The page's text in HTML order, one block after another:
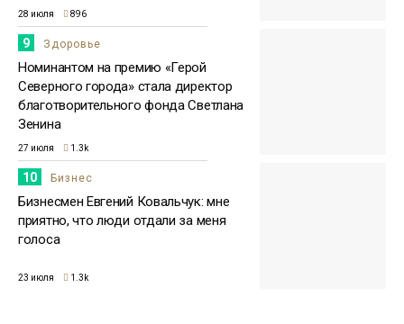
28 июля 896
9 Здоровье
Номинантом на премию «Герой
Северного города» стала директор
благотворительного фонда Светлана
Зенина
27 июля 1.3k
10 Бизнес
Бизнесмен Евгений Ковальчук: мне
приятно, что люди отдали за меня
голоса
23 июля 1.3k